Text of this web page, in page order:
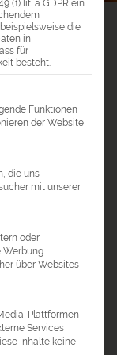
&
echte
habe.
- einmal auf
Sie mit
(1) lit. a GDPR ein.
die
in
für
besteht.
für die eine
Funktionen
der Website
die uns
mit unserer
oder
Werbung
über Websites
Plattformen
Services
Inhalte keine